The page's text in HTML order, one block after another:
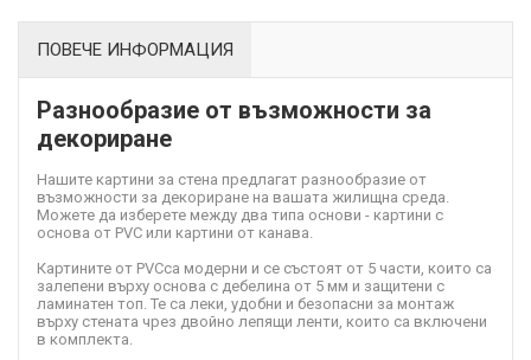
ПОВЕЧЕ ИНФОРМАЦИЯ
Разнообразие от възможности за
декориране
Нашите картини за стена предлагат разнообразие от
възможности за декориране на вашата жилищна среда.
Можете да изберете между два типа основи - картини с
основа от PVC или картини от канава.
Картините от PVCса модерни и се състоят от 5 части, които са
залепени върху основа с дебелина от 5 мм и защитени с
ламинатен топ. Те са леки, удобни и безопасни за монтаж
върху стената чрез двойно лепящи ленти, които са включени
в комплекта.